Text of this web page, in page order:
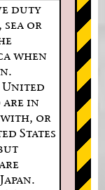
duty
or
when
United
in
with, or
States